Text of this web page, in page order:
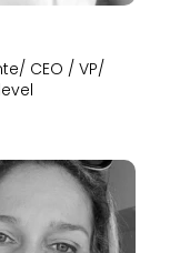
CEO / VP/